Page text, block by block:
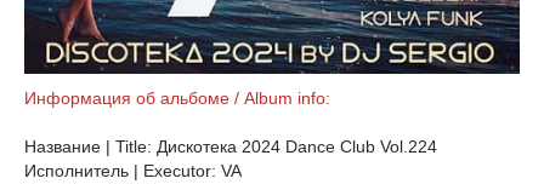
Информация об альбоме / Album info:
Название | Title: Дискотека 2024 Dance Club Vol.224
Исполнитель | Executor: VA